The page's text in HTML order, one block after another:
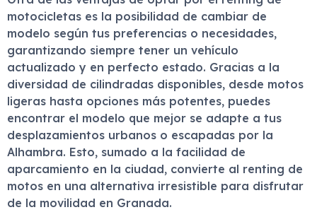
motocicletas es la posibilidad de cambiar de
modelo según tus preferencias o necesidades,
garantizando siempre tener un vehículo
actualizado y en perfecto estado. Gracias a la
diversidad de cilindradas disponibles, desde motos
ligeras hasta opciones más potentes, puedes
encontrar el modelo que mejor se adapte a tus
desplazamientos urbanos o escapadas por la
Alhambra. Esto, sumado a la facilidad de
aparcamiento en la ciudad, convierte al renting de
motos en una alternativa irresistible para disfrutar
de la movilidad en Granada.